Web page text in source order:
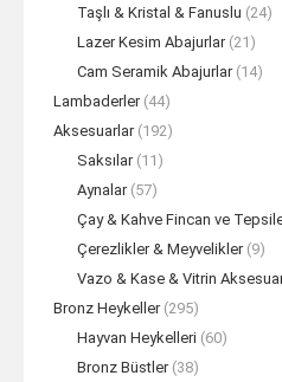
Taşlı & Kristal & Fanuslu (24)
Lazer Kesim Abajurlar (21)
Cam Seramik Abajurlar (14)
Lambaderler (44)
Aksesuarlar (192)
Saksılar (11)
Aynalar (57)
Çay & Kahve Fincan ve
Çerezlikler & Meyvelikler (9)
Vazo & Kase & Vitrin
Bronz Heykeller (295)
Hayvan Heykelleri (60)
Bronz Büstler (38)